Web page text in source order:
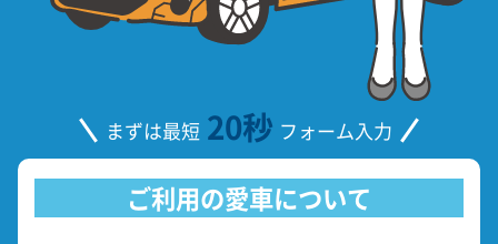
まずは最短 20秒 フォーム入力
ご利用の愛車について